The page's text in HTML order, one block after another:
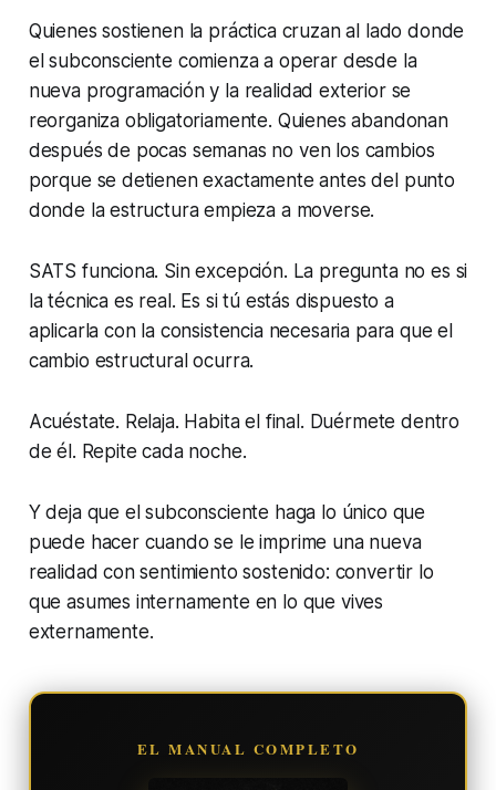
Quienes sostienen la práctica cruzan al lado donde
el subconsciente comienza a operar desde la
nueva programación y la realidad exterior se
reorganiza obligatoriamente. Quienes abandonan
después de pocas semanas no ven los cambios
porque se detienen exactamente antes del punto
donde la estructura empieza a moverse.
SATS funciona. Sin excepción. La pregunta no es si
la técnica es real. Es si tú estás dispuesto a
aplicarla con la consistencia necesaria para que el
cambio estructural ocurra.
Acuéstate. Relaja. Habita el final. Duérmete dentro
de él. Repite cada noche.
Y deja que el subconsciente haga lo único que
puede hacer cuando se le imprime una nueva
realidad con sentimiento sostenido: convertir lo
que asumes internamente en lo que vives
externamente.
EL MANUAL COMPLETO